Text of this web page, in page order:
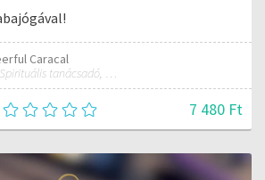
Caracal
Önismereti és Spirituális tanácsadó, Kínai Asztrológus
7 480 Ft